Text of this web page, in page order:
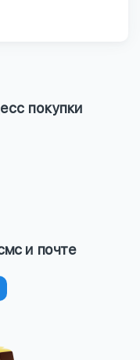
покупки
и почте